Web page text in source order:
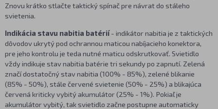
Znovu krátko stlačte taktický spínač pre návrat do stáleho
svietenia.
Indikácia stavu nabitia batérií- indikátor nabitia je z taktických
dôvodov ukrytý pod ochrannou maticou nabíjacieho konektora,
pre jeho kontrolu je teda nutné maticu odskrutkovať. Svietidlo
vždy indikuje stav nabitia batérie tri sekundy po zapnutí. Zelená
značí dostatočný stav nabitia (100% - 85%), zelené blikanie
(85% - 50%), stále červené svietenie (50% - 25%) a blikajúca
červená kriticky vybitý akumulátor (25% - 1%). Pokiaľ je
akumulátor vybitý, tak svietidlo začne postupne automaticky